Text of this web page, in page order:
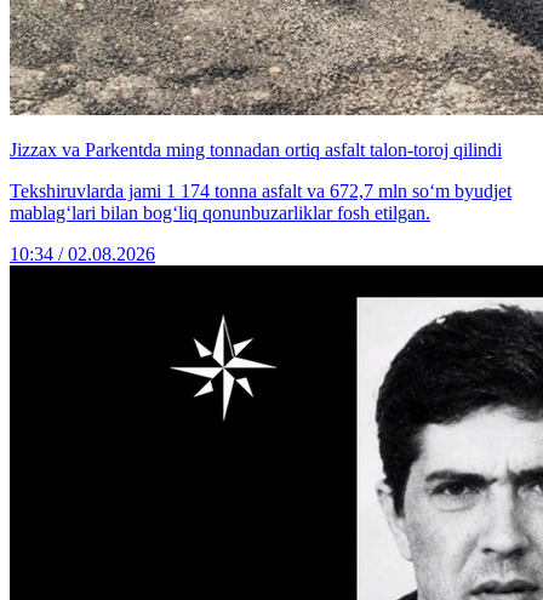
Jizzax va Parkentda ming tonnadan ortiq asfalt talon-toroj qilindi
Tekshiruvlarda jami 1 174 tonna asfalt va 672,7 mln so‘m byudjet
mablag‘lari bilan bog‘liq qonunbuzarliklar fosh etilgan.
10:34 / 02.08.2026